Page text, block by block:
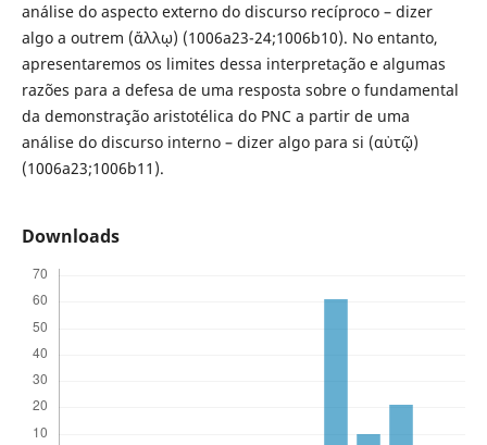
análise do aspecto externo do discurso recíproco – dizer
algo a outrem (ἄλλῳ) (1006a23-24;1006b10). No entanto,
apresentaremos os limites dessa interpretação e algumas
razões para a defesa de uma resposta sobre o fundamental
da demonstração aristotélica do PNC a partir de uma
análise do discurso interno – dizer algo para si (αὑτῷ)
(1006a23;1006b11).
Downloads